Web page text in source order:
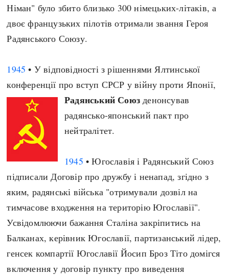
Німан" було збито близько 300 німецьких-літаків, а
двоє французьких пілотів отримали звання Героя
Радянського Союзу.
1945 • У відповідності з рішеннями Ялтинської
конференції про вступ СРСР у війну проти Японії,
Радянський Союз денонсував
радянсько-японський пакт про
нейтралітет.
1945 • Югославія і Радянський Союз
підписали Договір про дружбу і ненапад, згідно з
яким, радянські війська "отримували дозвіл на
тимчасове входження на територію Югославії".
Усвідомлюючи бажання Сталіна закріпитись на
Балканах, керівник Югославії, партизанський лідер,
генсек компартії Югославії Йосип Броз Тіто домігся
включення у договір пункту про виведення